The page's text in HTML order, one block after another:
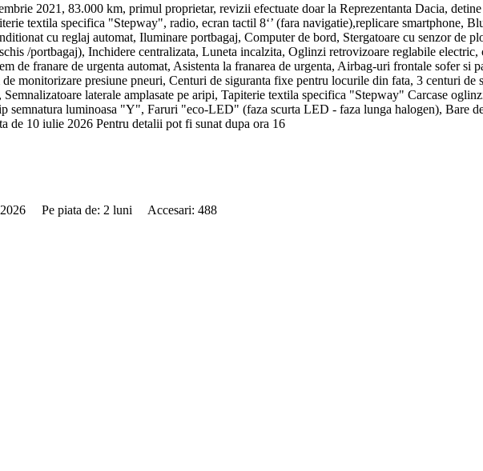
2021, 83.000 km, primul proprietar, revizii efectuate doar la Reprezentanta Dacia,
textila specifica "Stepway", radio, ecran tactil 8‘’ (fara navigatie),replicare smartphone,
cu reglaj automat, Iluminare portbagaj, Computer de bord, Stergatoare cu senzor de
/portbagaj), Inchidere centralizata, Luneta incalzita, Oglinzi retrovizoare reglabile electric,
de franare de urgenta automat, Asistenta la franarea de urgenta, Airbag-uri frontale sofer si
monitorizare presiune pneuri, Centuri de siguranta fixe pentru locurile din fata, 3 centuri
laterale amplasate pe aripi, Tapiterie textila specifica "Stepway" Carcase
semnatura luminoasa "Y", Faruri "eco-LED" (faza scurta LED - faza lunga halogen), Bare
de 10 iulie 2026 Pentru detalii pot fi sunat dupa ora 16
2026 Pe piata de: 2 luni Accesari: 488